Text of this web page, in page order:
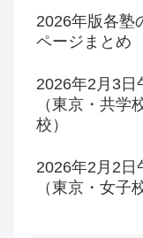
2026年版各塾
ページまとめ
2026年2月3日
（東京・共学
校）
2026年2月2日
（東京・女子